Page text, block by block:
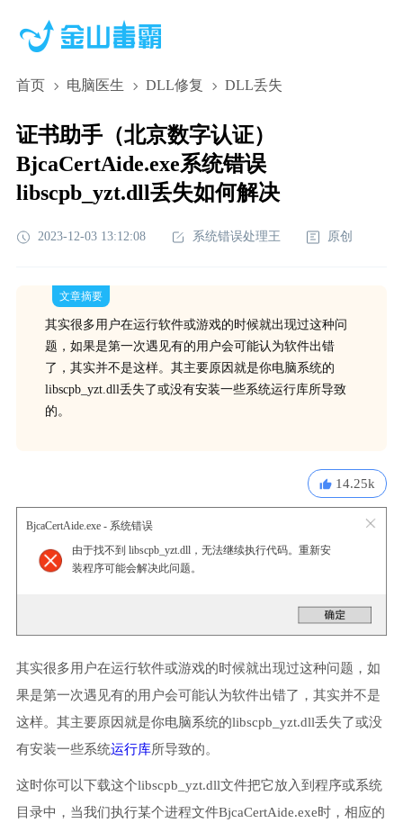
首页 电脑医生 DLL修复 DLL丢失
证书助手（北京数字认证）
BjcaCertAide.exe系统错误
libscpb_yzt.dll丢失如何解决
2023-12-03 13:12:08 系统错误处理王 原创
文章摘要
其实很多用户在运行软件或游戏的时候就出现过这种问
题，如果是第一次遇见有的用户会可能认为软件出错
了，其实并不是这样。其主要原因就是你电脑系统的
libscpb_yzt.dll丢失了或没有安装一些系统运行库所导致
的。
14.25k
BjcaCertAide.exe - 系统错误
由于找不到 libscpb_yzt.dll，无法继续执行代码。重新安
装程序可能会解决此问题。
其实很多用户在运行软件或游戏的时候就出现过这种问题，如
果是第一次遇见有的用户会可能认为软件出错了，其实并不是
这样。其主要原因就是你电脑系统的libscpb_yzt.dll丢失了或没
有安装一些系统运行库所导致的。
这时你可以下载这个libscpb_yzt.dll文件把它放入到程序或系统
目录中，当我们执行某个进程文件BjcaCertAide.exe时，相应的